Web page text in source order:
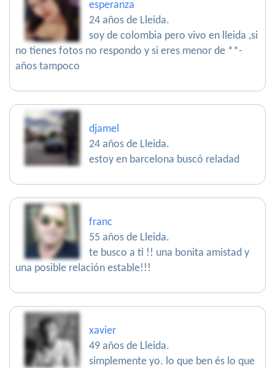
esperanza
24 años de Lleida.
soy de colombia pero vivo en lleida ,si
no tienes fotos no respondo y si eres menor de **-
años tampoco
djamel
24 años de Lleida.
estoy en barcelona buscó reladad
franc
55 años de Lleida.
te busco a ti !! una bonita amistad y
una posible relación estable!!!
xavier
49 años de Lleida.
simplemente yo. lo que ben és lo que